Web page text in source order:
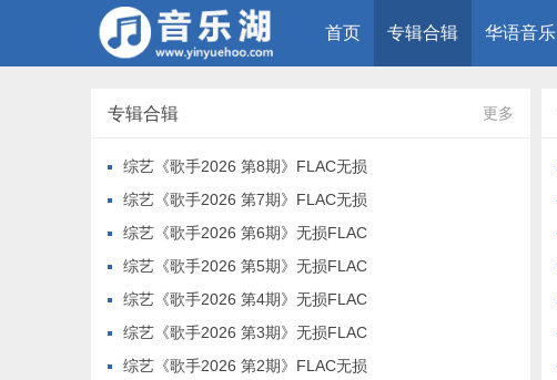
首页 专辑合辑 华语音乐
专辑合辑 更多
综艺《歌手2026 第8期》FLAC无损
综艺《歌手2026 第7期》FLAC无损
综艺《歌手2026 第6期》无损FLAC
综艺《歌手2026 第5期》无损FLAC
综艺《歌手2026 第4期》无损FLAC
综艺《歌手2026 第3期》无损FLAC
综艺《歌手2026 第2期》FLAC无损